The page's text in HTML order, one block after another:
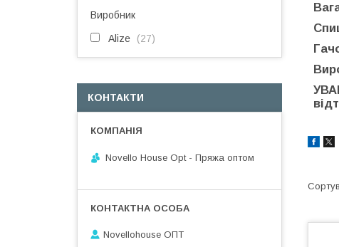
Виробник
Alize 27
КОНТАКТИ
Novello House Opt - Пряжа оптом
Novellohouse ОПТ